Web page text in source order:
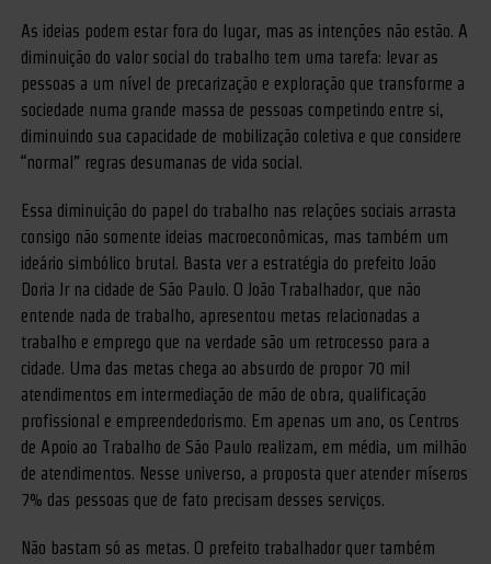
As ideias podem estar fora do lugar, mas as intenções não estão. A
diminuição do valor social do trabalho tem uma tarefa: levar as
pessoas a um nível de precarização e exploração que transforme a
sociedade numa grande massa de pessoas competindo entre si,
diminuindo sua capacidade de mobilização coletiva e que considere
“normal” regras desumanas de vida social.
Essa diminuição do papel do trabalho nas relações sociais arrasta
consigo não somente ideias macroeconômicas, mas também um
ideário simbólico brutal. Basta ver a estratégia do prefeito João
Doria Jr na cidade de São Paulo. O João Trabalhador, que não
entende nada de trabalho, apresentou metas relacionadas a
trabalho e emprego que na verdade são um retrocesso para a
cidade. Uma das metas chega ao absurdo de propor 70 mil
atendimentos em intermediação de mão de obra, qualificação
profissional e empreendedorismo. Em apenas um ano, os Centros
de Apoio ao Trabalho de São Paulo realizam, em média, um milhão
de atendimentos. Nesse universo, a proposta quer atender míseros
7% das pessoas que de fato precisam desses serviços.
Não bastam só as metas. O prefeito trabalhador quer também